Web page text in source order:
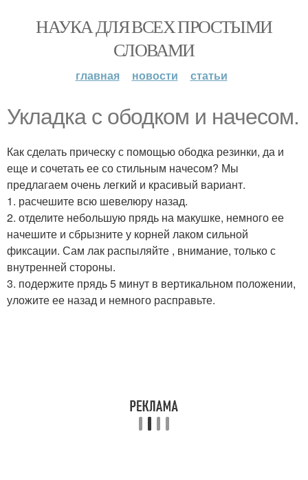
НАУКА ДЛЯ ВСЕХ ПРОСТЫМИ
СЛОВАМИ
главная новости статьи
Укладка с ободком и начесом.
Как сделать прическу с помощью ободка резинки, да и
еще и сочетать ее со стильным начесом? Мы
предлагаем очень легкий и красивый вариант.
1. расчешите всю шевелюру назад.
2. отделите небольшую прядь на макушке, немного ее
начешите и сбрызните у корней лаком сильной
фиксации. Сам лак распыляйте , внимание, только с
внутренней стороны.
3. подержите прядь 5 минут в вертикальном положении,
уложите ее назад и немного расправьте.